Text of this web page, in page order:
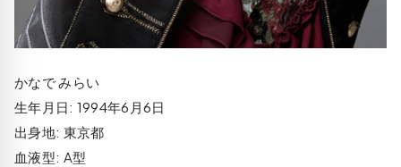
かなで みらい
生年月日: 1994年6月6日
出身地: 東京都
血液型: A型